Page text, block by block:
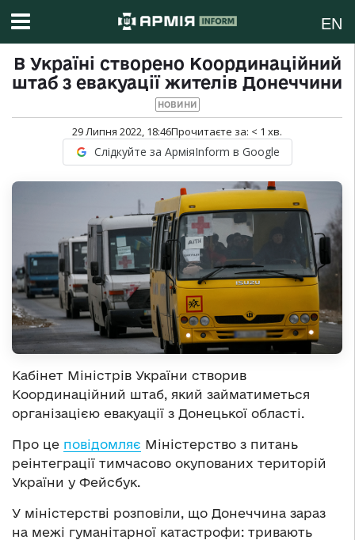
EN
В Україні створено Координаційний
штаб з евакуації жителів Донеччини
НОВИНИ
29 Липня 2022, 18:46Прочитаєте за: < 1 хв.
Слідкуйте за АрміяInform в Google
Кабінет Міністрів України створив
Координаційний штаб, який займатиметься
організацією евакуації з Донецької області.
Про це повідомляє Міністерство з питань
реінтеграції тимчасово окупованих територій
України у Фейсбук.
У міністерстві розповіли, що Донеччина зараз
на межі гуманітарної катастрофи: тривають